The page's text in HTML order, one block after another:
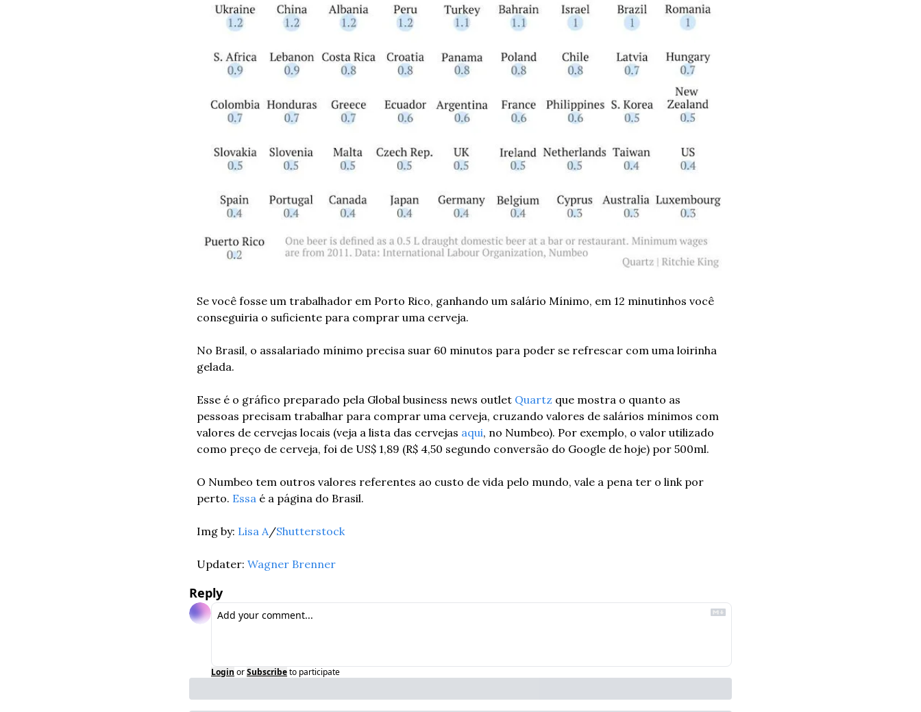
Se você fosse um trabalhador em Porto Rico, ganhando um salário Mínimo, em 12 minutinhos você
conseguiria o suficiente para comprar uma cerveja.
No Brasil, o assalariado mínimo precisa suar 60 minutos para poder se refrescar com uma loirinha
gelada.
Esse é o gráfico preparado pela Global business news outlet Quartz que mostra o quanto as
pessoas precisam trabalhar para comprar uma cerveja, cruzando valores de salários mínimos com
valores de cervejas locais (veja a lista das cervejas aqui, no Numbeo). Por exemplo, o valor utilizado
como preço de cerveja, foi de US$ 1,89 (R$ 4,50 segundo conversão do Google de hoje) por 500ml.
O Numbeo tem outros valores referentes ao custo de vida pelo mundo, vale a pena ter o link por
perto. Essa é a página do Brasil.
Img by: Lisa A /Shutterstock
Updater: Wagner Brenner
Reply
Login orSubscribeto participate